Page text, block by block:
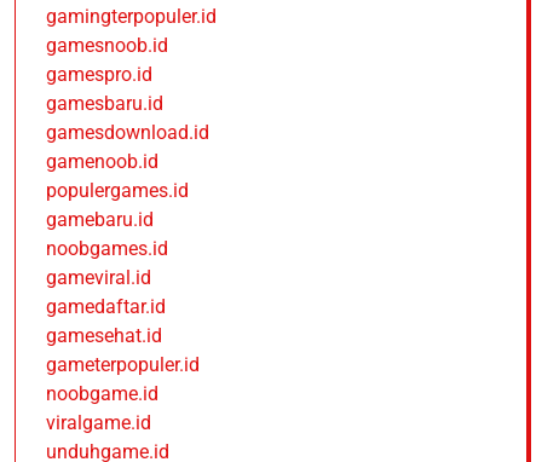
gamingterpopuler.id
gamesnoob.id
gamespro.id
gamesbaru.id
gamesdownload.id
gamenoob.id
populergames.id
gamebaru.id
noobgames.id
gameviral.id
gamedaftar.id
gamesehat.id
gameterpopuler.id
noobgame.id
viralgame.id
unduhgame.id